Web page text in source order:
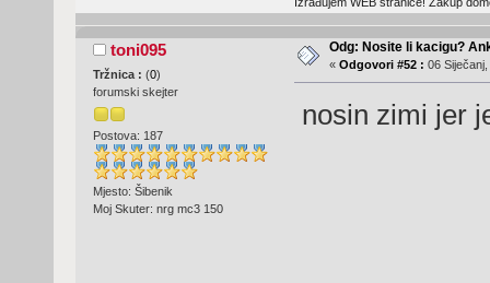
toni095
Tržnica : (0)
forumski skejter
Postova: 187
Mjesto: Šibenik
Moj Skuter: nrg mc3 150
Odg: Nosite li kacigu?
« Odgovori #52 : 06
nosin zimi jer